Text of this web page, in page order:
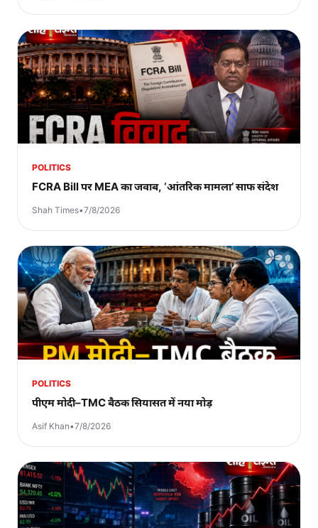
POLITICS
FCRA Bill पर MEA का जवाब, ‘आंतरिक मामला’ साफ संदेश
Shah Times•7/8/2026
POLITICS
पीएम मोदी–TMC बैठक सियासत में नया मोड़
Asif Khan•7/8/2026